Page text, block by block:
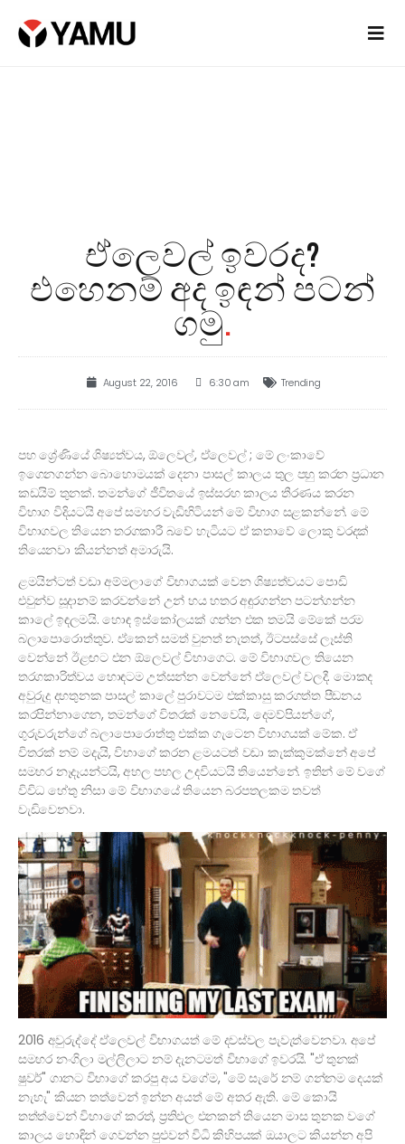
ඒලෙවල් ඉවරද?
එහෙනම් අද ඉඳන් පටන්
ගමු.
August 22, 2016 6:30 am Trending
පහ ශ්‍රේණියේ ශිෂ්‍යත්වය, ඕලෙවල්, ඒලෙවල් ; මේ ලංකාවේ
ඉගෙනගන්න බොහොමයක් දෙනා පාසල් කාලය තුල පහු කරන ප්‍රධාන
කඩයිම් තුනක්. තමන්ගේ ජීවිතයේ ඉස්සරහ කාලය තීරණය කරන
විභාග විදියටයි අපේ සමහර වැඩිහිටියන් මේ විභාග සළකන්නේ. මේ
විභාගවල තියෙන තරගකාරී බවේ හැටියට ඒ කතාවේ ලොකු වරදක්
තියෙනවා කියන්නත් අමාරුයි.
ළමයින්ටත් වඩා අම්මලාගේ විභාගයක් වෙන ශිෂ්‍යත්වයට පොඩි
එවුන්ව සූදානම් කරවන්නේ උන් හය හතර අඳුරගන්න පටන්ගන්න
කාලේ ඉඳලමයි. හොඳ ඉස්කෝලයක් ගන්න එක තමයි මේකේ පරම
බලාපොරොත්තුව. ඒකෙන් සමත් වුනත් නැතත්, ඊටපස්සේ ලෑස්ති
වෙන්නේ ඊළඟට එන ඕලෙවල් විභාගෙට. මේ විභාගවල තියෙන
තරගකාරිත්වය හොඳටම උත්සන්න වෙන්නේ ඒලෙවල් වලදී. මොකද
අවුරුදු දහතුනක පාසල් කාලේ පුරාවටම එක්කාසු කරගත්ත පීඩනය
කරපින්නාගෙන, තමන්ගේ විතරක් නෙවෙයි, දෙමව්පියන්ගේ,
ගුරුවරුන්ගේ බලාපොරොත්තු එක්ක ගැටෙන විභාගයක් මේක. ඒ
විතරක් නම් මදැයි, විභාගේ කරන ළමයටත් වඩා කැක්කුමක්නේ අපේ
සමහර නෑදෑයන්ටයි, අහල පහල උදවියටයි තියෙන්නේ. ඉතින් මේ වගේ
විවිධ හේතු නිසා මේ විභාගයේ තියෙන බරපතලකම තවත්
වැඩිවෙනවා.
2016 අවුරුද්දේ ඒලෙවල් විභාගයත් මේ දවස්වල පැවැත්වෙනවා. අපේ
සමහර නංගිලා මල්ලිලාට නම් දැනටමත් විභාගේ ඉවරයි. "ඒ තුනක්
ෂුවර්" ගානට විභාගේ කරපු අය වගේම, "මේ සැරේ නම් ගන්නම දෙයක්
නැහැ" කියන තත්වෙන් ඉන්න අයත් මේ අතර ඇති. මේ කොයි
තත්ත්වෙන් විභාගේ කරත්, ප්‍රතිඵල එනකන් තියෙන මාස තුනක වගේ
කාලය හොඳින් ගෙවන්න පුළුවන් විධි කිහිපයක් ඔයාලට කියන්න අපි